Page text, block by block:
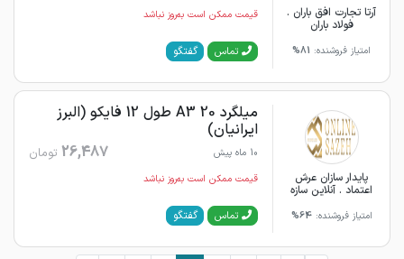
آرتا تجارت افق باران .
فولاد باران
امتیاز فروشنده: 81%
قیمت ممکن است به‌روز نباشد
تماس گفتگو
پایدار سازان عرش
اعتماد . آنلاین سازه
امتیاز فروشنده:64%
میلگرد 20 A3 طول 12 فایکو (البرز
ایرانیان)
10 ماه پیش 26,487 تومان
قیمت ممکن است به‌روز نباشد
تماس گفتگو